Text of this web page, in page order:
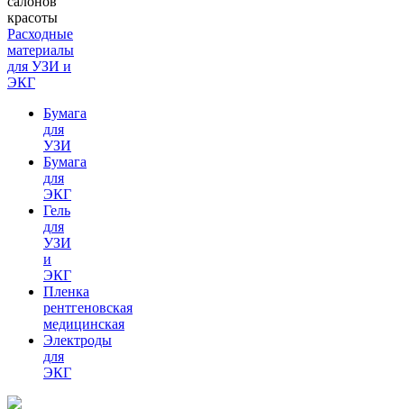
Расходные
материалы
для УЗИ и
ЭКГ
Бумага
для
УЗИ
Бумага
для
ЭКГ
Гель
для
УЗИ
и
ЭКГ
Пленка
рентгеновская
медицинская
Электроды
для
ЭКГ